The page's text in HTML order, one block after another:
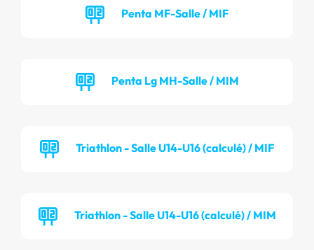
Penta MF-Salle / MIF
Penta Lg MH-Salle / MIM
Triathlon - Salle U14-U16 (calculé) / MIF
Triathlon - Salle U14-U16 (calculé) / MIM